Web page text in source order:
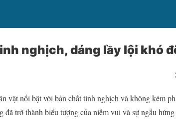
nghịch, dáng lầy lội khó
vật nổi bật với bản chất tinh nghịch và không kém
trở thành biểu tượng của niềm vui và sự ngẫu